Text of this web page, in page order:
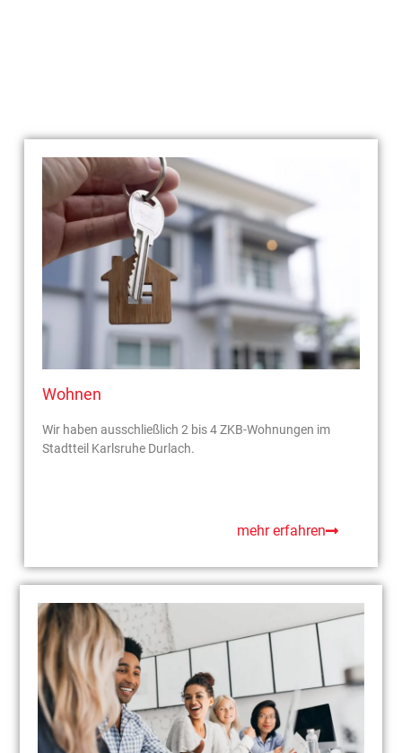
Wohnen
Wir haben ausschließlich 2 bis 4 ZKB-Wohnungen im
Stadtteil Karlsruhe Durlach.
mehr erfahren